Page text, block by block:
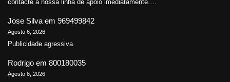
contacte a nossa linha de apoio imediatamente.…
Jose Silva em 969499842
Agosto 6, 2026
Publicidade agressiva
Rodrigo em 800180035
Agosto 6, 2026